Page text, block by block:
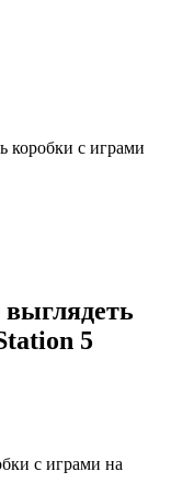
коробки с играми
выглядеть
5
с играми на